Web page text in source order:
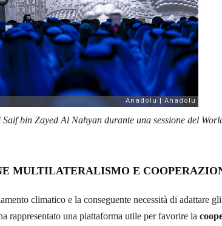
bin Zayed Al Nahyan durante una sessione del
MULTILATERALISMO E
climatico e la conseguente necessità di adattare
rappresentato una piattaforma utile per favorire la